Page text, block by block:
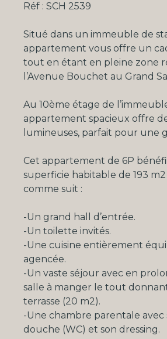
Réf : SCH 2539
Situé dans un immeuble de
appartement vous offre un
tout en étant en pleine zone
l’Avenue Bouchet au Grand
Au 10ème étage de
appartement spacieux offre
lumineuses, parfait pour une
Cet appartement de 6P
superficie habitable de 193
comme suit :
-Un grand hall d’entrée.
-Un toilette invités.
-Une cuisine entièrement
agencée.
-Un vaste séjour avec en
salle à manger le tout
terrasse (20 m2).
-Une chambre parentale avec
douche (WC) et son dressing.